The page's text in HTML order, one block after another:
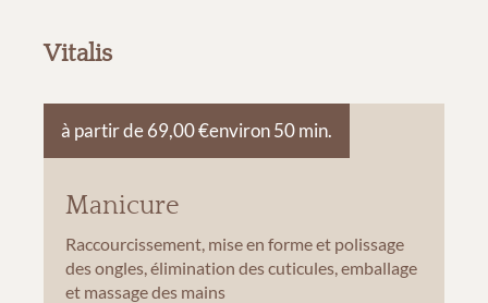
Vitalis
Manicure
à partir de 69,00 €environ 50 min.
Raccourcissement, mise en forme et polissage
des ongles, élimination des cuticules, emballage
et massage des mains